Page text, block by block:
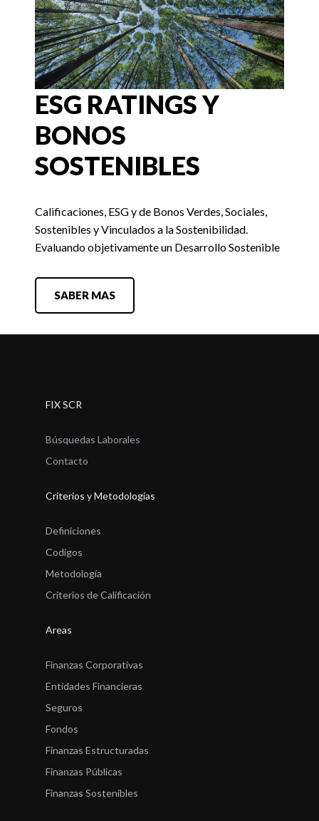
ESG RATINGS Y
BONOS
SOSTENIBLES
Calificaciones, ESG y de Bonos Verdes, Sociales,
Sostenibles y Vinculados a la Sostenibilidad.
Evaluando objetivamente un Desarrollo Sostenible
SABER MAS
FIX SCR
Búsquedas Laborales
Contacto
Criterios y Metodologías
Definiciones
Codigos
Metodología
Criterios de Calificación
Areas
Finanzas Corporativas
Entidades Financieras
Seguros
Fondos
Finanzas Estructuradas
Finanzas Públicas
Finanzas Sostenibles